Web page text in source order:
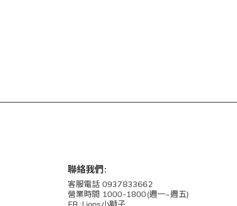
聯絡我們:
客服電話 0937833662
營業時間 1000-1800(週一~週五)
FB :Lions小獅子